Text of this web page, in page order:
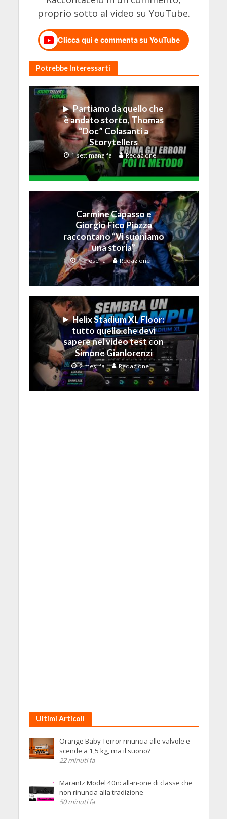
proprio sotto al video su YouTube.
Clicca qui e commenta su YouTube
Potrebbe Interessarti
Partiamo da quello che
è andato storto, Thomas
“Doc” Colasanti a
Storytellers
1 settimana fa Redazione
Carmine Capasso e
Giorgio Fico Piazza
raccontano “Vi suoniamo
una storia”
1 mese fa Redazione
Helix Stadium XL Floor:
tutto quello che devi
sapere nel video test con
Simone Gianlorenzi
2 mesi fa Redazione
Ultimi Articoli
Orange Baby Terror rinuncia alle valvole e
scende a 1,5 kg, ma il suono?
22 minuti fa
Marantz Model 40n: all-in-one di classe che
non rinuncia alla tradizione
50 minuti fa